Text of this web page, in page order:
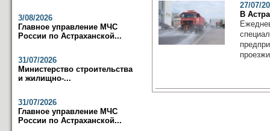
3/08/2026
Главное управление МЧС
России по Астраханской...
31/07/2026
Министерство строительства
и жилищно-...
31/07/2026
Главное управление МЧС
России по Астраханской...
27/07/
В